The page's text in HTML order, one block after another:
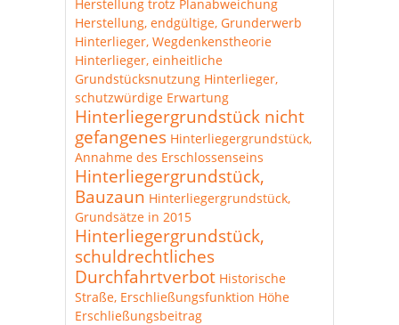
Herstellung trotz Planabweichung
Herstellung, endgültige, Grunderwerb
Hinterlieger, Wegdenkenstheorie
Hinterlieger, einheitliche
Grundstücksnutzung Hinterlieger,
schutzwürdige Erwartung
Hinterliegergrundstück nicht
gefangenes Hinterliegergrundstück,
Annahme des Erschlossenseins
Hinterliegergrundstück,
Bauzaun Hinterliegergrundstück,
Grundsätze in 2015
Hinterliegergrundstück,
schuldrechtliches
Durchfahrtverbot Historische
Straße, Erschließungsfunktion Höhe
Erschließungsbeitrag